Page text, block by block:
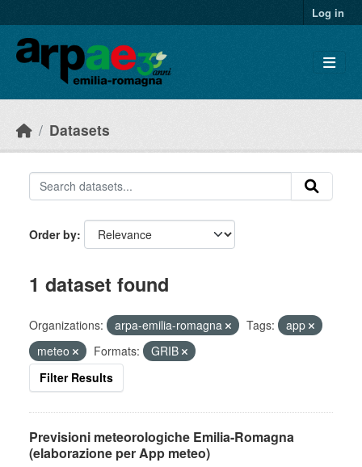
Log in
Datasets
Order by
1 dataset found
Organizations: arpa-emilia-romagna Tags:
app
meteo
Formats:
GRIB
Filter Results
Previsioni meteorologiche Emilia-Romagna
(elaborazione per App meteo)